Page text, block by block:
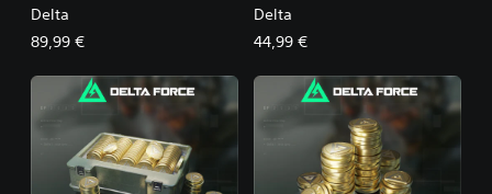
Delta
89,99 €
Delta
44,99 €